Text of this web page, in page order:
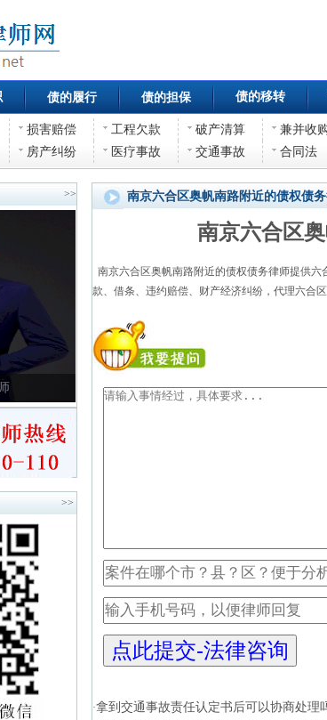
债的履行 债的担保 债的移转
损害赔偿 工程欠款 破产清算 兼并收
房产纠纷 医疗事故 交通事故 合同法
>>
律师
>>
南京六合区奥帆南路附近的债权债
南京六合区
南京六合区奥帆南路附近的债权债务律师提供
款、借条、违约赔偿、财产经济纠纷，代理六合
·拿到交通事故责任认定书后可以协商处理